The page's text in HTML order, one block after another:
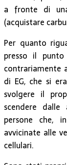
a fronte di
(acquistare
Per quanto
presso il
contrariamente
di EG, che si
svolgere il
scendere
persone che,
avvicinate alle
cellulari.